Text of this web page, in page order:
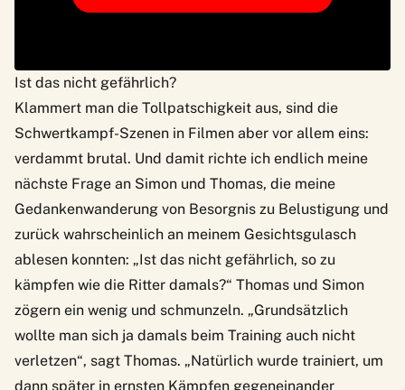
Ist das nicht gefährlich?
Klammert man die Tollpatschigkeit aus, sind die
Schwertkampf-Szenen in Filmen aber vor allem eins:
verdammt brutal. Und damit richte ich endlich meine
nächste Frage an Simon und Thomas, die meine
Gedankenwanderung von Besorgnis zu Belustigung und
zurück wahrscheinlich an meinem Gesichtsgulasch
ablesen konnten: „Ist das nicht gefährlich, so zu
kämpfen wie die Ritter damals?“ Thomas und Simon
zögern ein wenig und schmunzeln. „Grundsätzlich
wollte man sich ja damals beim Training auch nicht
verletzen“, sagt Thomas. „Natürlich wurde trainiert, um
dann später in ernsten Kämpfen gegeneinander